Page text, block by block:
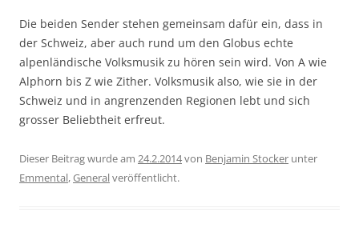
Die beiden Sender stehen gemeinsam dafür ein, dass in
der Schweiz, aber auch rund um den Globus echte
alpenländische Volksmusik zu hören sein wird. Von A wie
Alphorn bis Z wie Zither. Volksmusik also, wie sie in der
Schweiz und in angrenzenden Regionen lebt und sich
grosser Beliebtheit erfreut.
Dieser Beitrag wurde am 24.2.2014von Benjamin Stocker unter
Emmental,Generalveröffentlicht.